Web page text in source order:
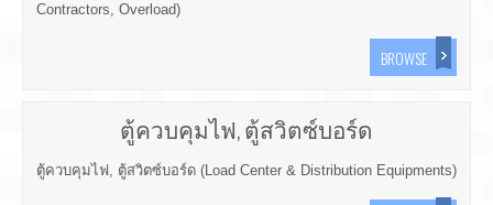
Contractors, Overload)
BROWSE
ตู้ควบคุมไฟ, ตู้สวิตซ์บอร์ด
ตู้ควบคุมไฟ, ตู้สวิตซ์บอร์ด (Load Center & Distribution Equipments)